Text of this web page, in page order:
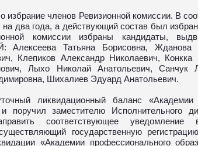
членов Ревизионной комиссии. В
два года, а действующий состав был избран
комиссии избраны кандидаты,
Алексеева Татьяна Борисовна, Жданова
Клепиков Александр Николаевич, Конкка
Лыхо Николай Анатольевич, Санчук
Шихалиев Эдуард Анатольевич.
ликвидационный баланс «Академии
поручил заместителю Исполнительного
соответствующее уведомление
государственную
«Академии профессионального